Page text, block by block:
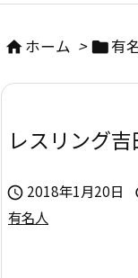
ホーム > 有
レスリング
 2018年1月20日
有名人